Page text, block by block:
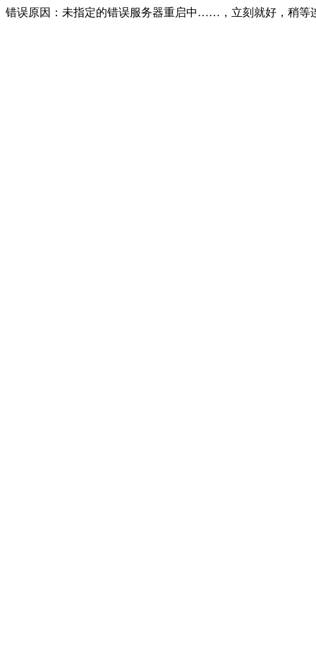
错误原因：未指定的错误服务器重启中……，立刻就好，稍等